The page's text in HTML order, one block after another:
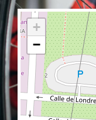
+
−